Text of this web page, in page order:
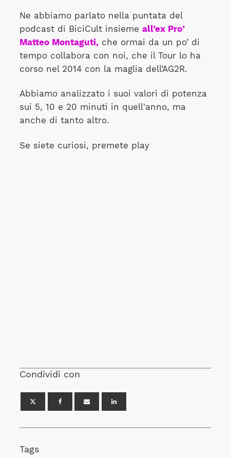
Ne abbiamo parlato nella puntata del
podcast di BiciCult insieme all’ex Pro’
Matteo Montaguti,che ormai da un po’ di
tempo collabora con noi, che il Tour lo ha
corso nel 2014 con la maglia dell’AG2R.
Abbiamo analizzato i suoi valori di potenza
sui 5, 10 e 20 minuti in quell'anno, ma
anche di tanto altro.
Se siete curiosi, premete play
Condividi con
Tags